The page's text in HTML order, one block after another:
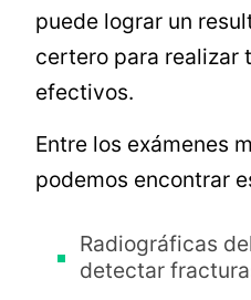
puede lograr un
certero para realizar
efectivos.
Entre los exámenes
podemos encontrar
Radiográficas
detectar